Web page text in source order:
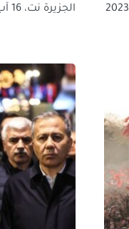
الانتخابات المحلية الجزيرة نت، 12 كانون الأول/ديسمبر 2023
الجزيرة نت، 16 آب/أغسطس 2023 على بعد سبعة أشهر…